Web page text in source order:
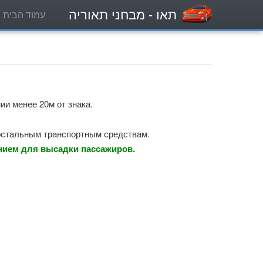
תאו - מבחני תאוריה עמוד הבית
менее 20м от знака.
транспортным средствам.
для высадки пассажиров.